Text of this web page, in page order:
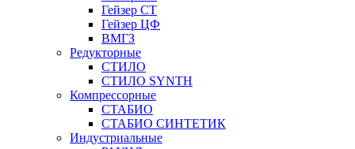
Гейзер СТ
Гейзер ЦФ
ВМГЗ
Редукторные
СТИЛО
СТИЛО SYNTH
Компрессорные
СТАБИО
СТАБИО СИНТЕТИК
Индустриальные